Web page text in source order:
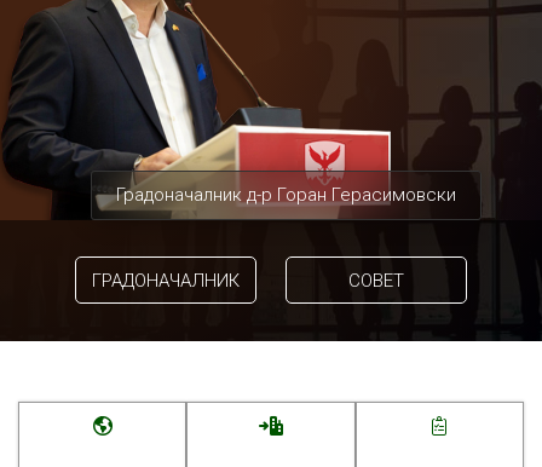
Градоначалник д-р Горан Герасимовски
ГРАДОНАЧАЛНИК СОВЕТ